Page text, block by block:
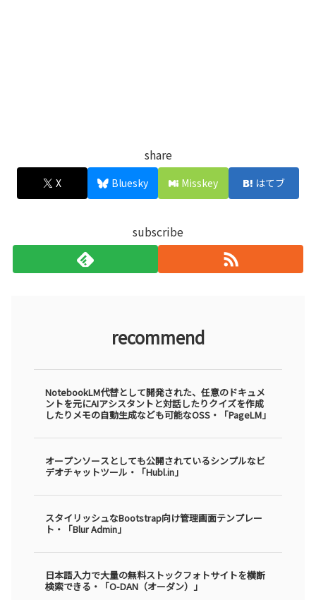
share
X Bluesky Misskey はてブ
subscribe
recommend
NotebookLM代替として開発された、任意のドキュメ
ントを元にAIアシスタントと対話したりクイズを作成
したりメモの自動生成なども可能なOSS・「PageLM」
オープンソースとしても公開されているシンプルなビ
デオチャットツール・「Hubl.in」
スタイリッシュなBootstrap向け管理画面テンプレー
ト・「Blur Admin」
日本語入力で大量の無料ストックフォトサイトを横断
検索できる・「O-DAN（オーダン）」